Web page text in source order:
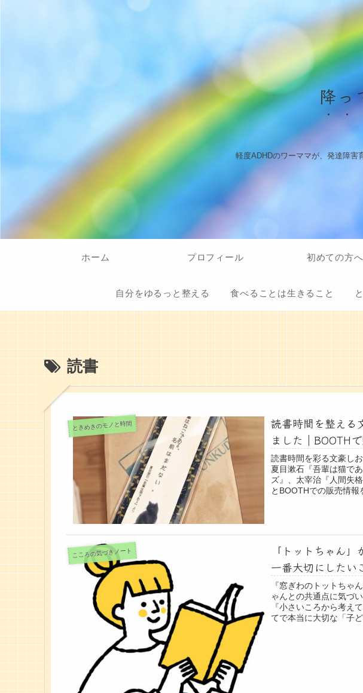
降っ
軽度ADHDのワーママが、発達障害
ホーム プロフィール 初めての方へ
自分をゆるっと整える 食べることは生きること
読書
ときめきのモノと時間
読書時間を整える
ました｜BOOTH
読書時間を彩る文豪し
夏目漱石『吾輩は猫で
ズ』、太宰治『人間失
とBOOTHでの販売情報
こころの気づきノート
「トットちゃん
一番大切にしたい
『窓ぎわのトットちゃ
ゃんとの共通点に気づ
『小さいころから考え
てで本当に大切な「子